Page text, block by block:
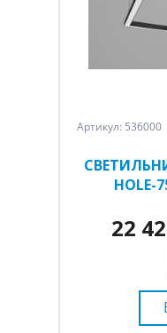
Артикул: 536000
HOLE-
22